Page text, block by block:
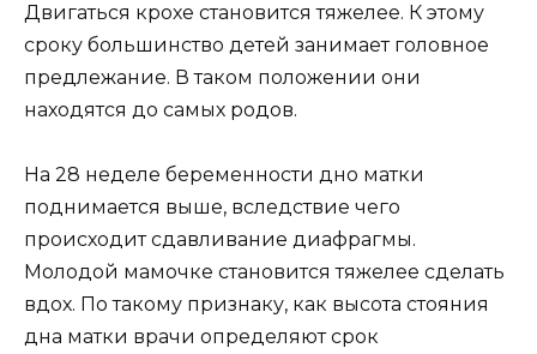
Двигаться крохе становится тяжелее. К этому
сроку большинство детей занимает головное
предлежание. В таком положении они
находятся до самых родов.
На 28 неделе беременности дно матки
поднимается выше, вследствие чего
происходит сдавливание диафрагмы.
Молодой мамочке становится тяжелее сделать
вдох. По такому признаку, как высота стояния
дна матки врачи определяют срок